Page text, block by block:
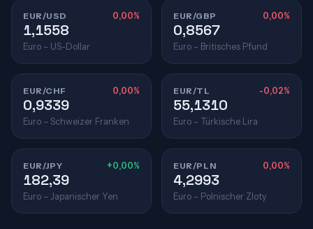
EUR/USD 0,00%
1,1558
Euro – US-Dollar
EUR/GBP 0,00%
0,8567
Euro – Britisches Pfund
EUR/CHF 0,00%
0,9339
Euro – Schweizer Franken
EUR/TL -0,02%
55,1310
Euro – Türkische Lira
EUR/JPY +0,00%
182,39
Euro – Japanischer Yen
EUR/PLN 0,00%
4,2993
Euro – Polnischer Zloty